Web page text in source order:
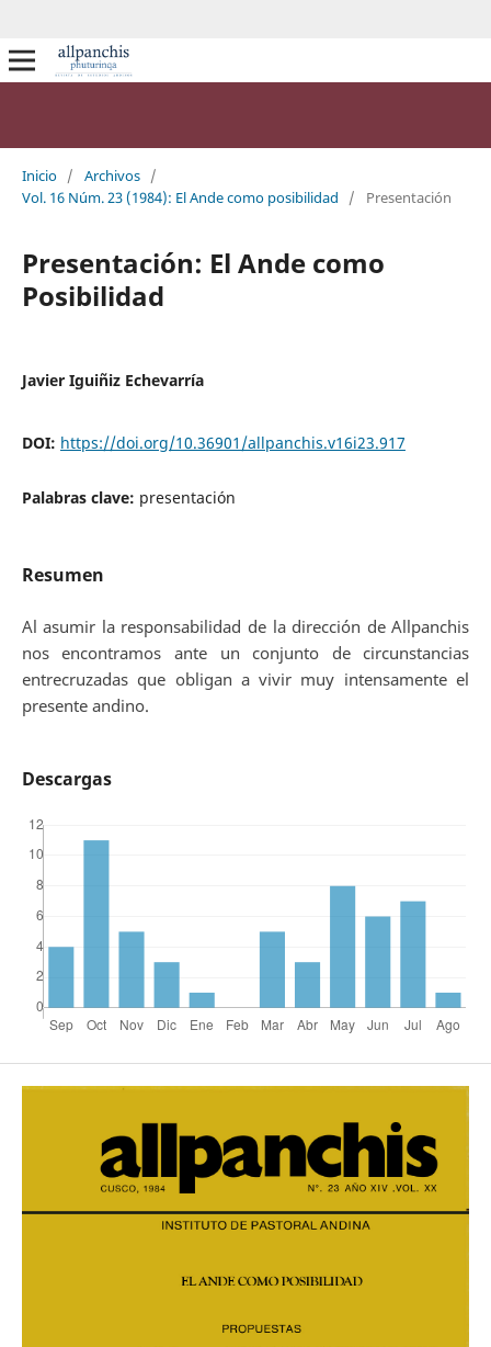
Inicio / Archivos /
Vol. 16 Núm. 23 (1984): El Ande como posibilidad
/ Presentación
Presentación: El Ande como
Posibilidad
Javier Iguiñiz Echevarría
DOI: https://doi.org/10.36901/allpanchis.v16i23.917
Palabras clave: presentación
Resumen
Al asumir la responsabilidad de la dirección de Allpanchis
nos encontramos ante un conjunto de circunstancias
entrecruzadas que obligan a vivir muy intensamente el
presente andino.
Descargas